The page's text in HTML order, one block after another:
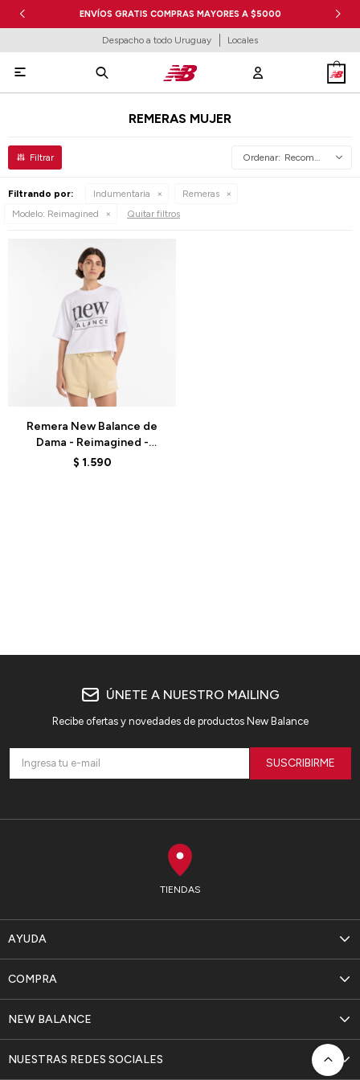
ENVÍOS GRATIS COMPRAS MAYORES A $5000
Despacho a todo Uruguay Locales

REMERAS MUJER
Recomendados
Filtrando por: Indumentaria
Remeras
Modelo: Reimagined Quitar filtros
Remera New Balance de
Dama - Reimagined -
CWT61V5OPWT - WHITE
$ 1.590
Talle
TIENDAS
AYUDA
NEW BALANCE
COMPRA
NUESTRAS REDES SOCIALES
ÚNETE A NUESTRO MAILING
Recibe ofertas y novedades de productos New Balance
SUSCRIBIRME